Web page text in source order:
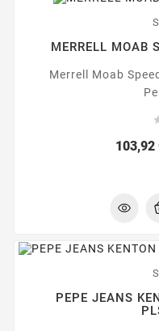
MERRELL MOAB
Merrell Moab
103,92
PEPE JEANS